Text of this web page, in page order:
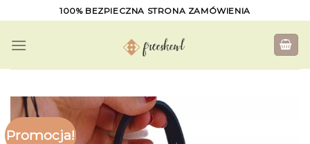
to
content
100% BEZPIECZNA STRONA ZAMÓWIENIA
Promocja!